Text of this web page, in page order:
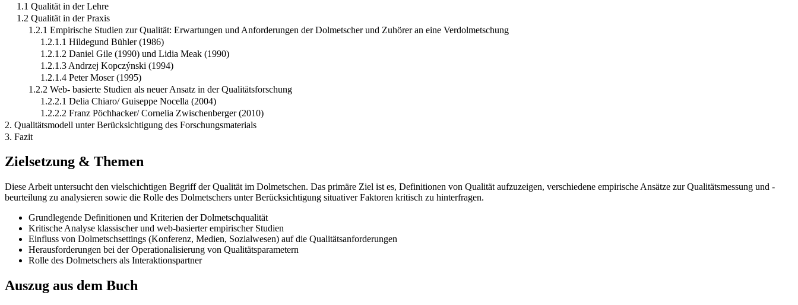
1.1 Qualität in der Lehre
1.2 Qualität in der Praxis
1.2.1 Empirische Studien zur Qualität: Erwartungen und Anforderungen der Dolmetscher und Zuhörer an eine Verdolmetschung
1.2.1.1 Hildegund Bühler (1986)
1.2.1.2 Daniel Gile (1990) und Lidia Meak (1990)
1.2.1.3 Andrzej Kopczýnski (1994)
1.2.1.4 Peter Moser (1995)
1.2.2 Web- basierte Studien als neuer Ansatz in der Qualitätsforschung
1.2.2.1 Delia Chiaro/ Guiseppe Nocella (2004)
1.2.2.2 Franz Pöchhacker/ Cornelia Zwischenberger (2010)
2. Qualitätsmodell unter Berücksichtigung des Forschungsmaterials
3. Fazit
Zielsetzung & Themen
Diese Arbeit untersucht den vielschichtigen Begriff der Qualität im Dolmetschen. Das primäre Ziel ist es, Definitionen von Qualität aufzuzeigen, verschiedene empirische Ansätze zur Qualitätsmessung und -
beurteilung zu analysieren sowie die Rolle des Dolmetschers unter Berücksichtigung situativer Faktoren kritisch zu hinterfragen.
Grundlegende Definitionen und Kriterien der Dolmetschqualität
Kritische Analyse klassischer und web-basierter empirischer Studien
Einfluss von Dolmetschsettings (Konferenz, Medien, Sozialwesen) auf die Qualitätsanforderungen
Herausforderungen bei der Operationalisierung von Qualitätsparametern
Rolle des Dolmetschers als Interaktionspartner
Auszug aus dem Buch